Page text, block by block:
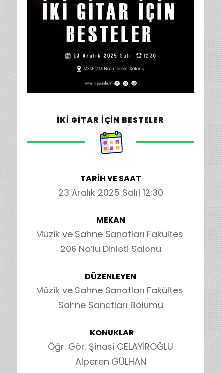
İKI GITAR İÇIN BESTELER
TARİH VE SAAT
23 Aralık 2025 Salı| 12:30
MEKAN
Müzik ve Sahne Sanatları Fakültesi
206 No’lu Dinleti Salonu
DÜZENLEYEN
Müzik ve Sahne Sanatları Fakültesi
Sahne Sanatları Bölümü
KONUKLAR
Öğr. Gör. Şinasi CELAYİROĞLU
Alperen GÜLHAN